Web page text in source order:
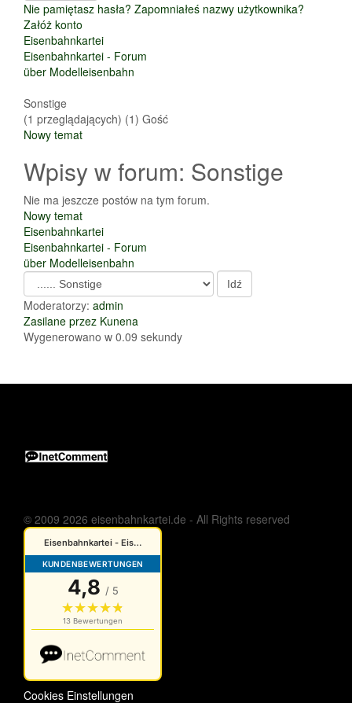
Nie pamiętasz hasła? Zapomniałeś nazwy użytkownika?
Załóż konto
Eisenbahnkartei
Eisenbahnkartei - Forum
über Modelleisenbahn
Sonstige
(1 przeglądających) (1) Gość
Nowy temat
Wpisy w forum: Sonstige
Nie ma jeszcze postów na tym forum.
Nowy temat
Eisenbahnkartei
Eisenbahnkartei - Forum
über Modelleisenbahn
Moderatorzy: admin
Zasilane przez Kunena
Wygenerowano w 0.09 sekundy
© 2009 2026 eisenbahnkartei.de - All Rights reserved
Cookies Einstellungen